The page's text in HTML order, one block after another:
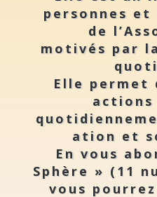
personnes
de
motivés par
Elle permet
actions
ation et
En vous
Sphère » (11
vous